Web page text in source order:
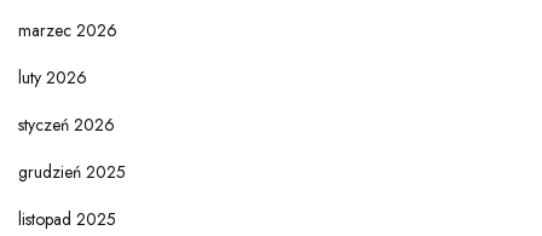
marzec 2026
luty 2026
styczeń 2026
grudzień 2025
listopad 2025